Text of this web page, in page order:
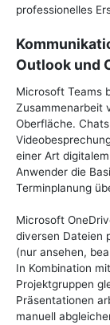
professionelles
Outlook und
Microsoft Teams
Zusammenarbeit
Oberfläche.
einer Art
Anwender die
Terminplanung
Microsoft
diversen Dateien
(nur ansehen,
In Kombination
Projektgruppen
Präsentationen
manuell